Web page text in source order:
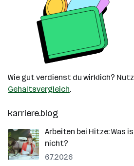
Wie gut verdienst du wirklich?
Gehaltsvergleich.
karriere.blog
Arbeiten bei Hitze: Was
nicht?
6.7.2026